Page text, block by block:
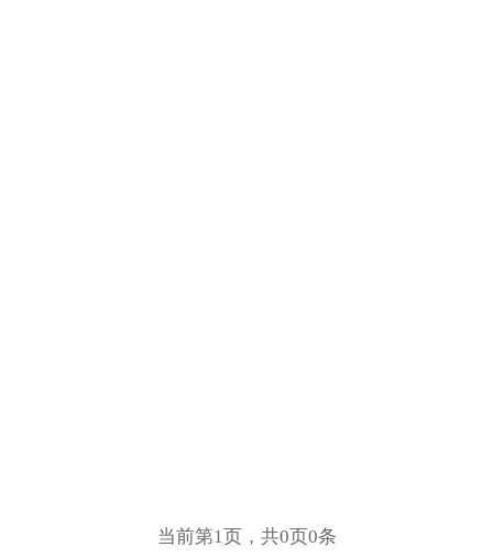
当前第1页，共0页0条